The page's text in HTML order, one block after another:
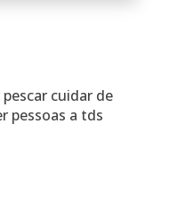
cuidar de
pessoas a tds